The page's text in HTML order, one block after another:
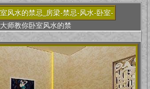
大师教你卧室风水的禁